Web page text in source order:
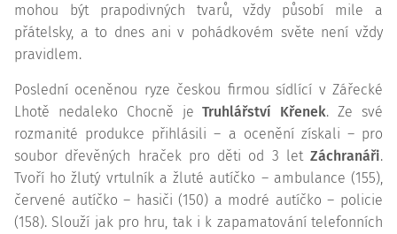
mohou být prapodivných tvarů, vždy působí mile a
přátelsky, a to dnes ani v pohádkovém světe není vždy
pravidlem.
Poslední oceněnou ryze českou firmou sídlící v Zářecké
Lhotě nedaleko Chocně je Truhlářství Křenek. Ze své
rozmanité produkce přihlásili – a ocenění získali – pro
soubor dřevěných hraček pro děti od 3 letZáchranáři.
Tvoří ho žlutý vrtulník a žluté autíčko – ambulance (155),
červené autíčko – hasiči (150) a modré autíčko – policie
(158). Slouží jak pro hru, tak i k zapamatování telefonních